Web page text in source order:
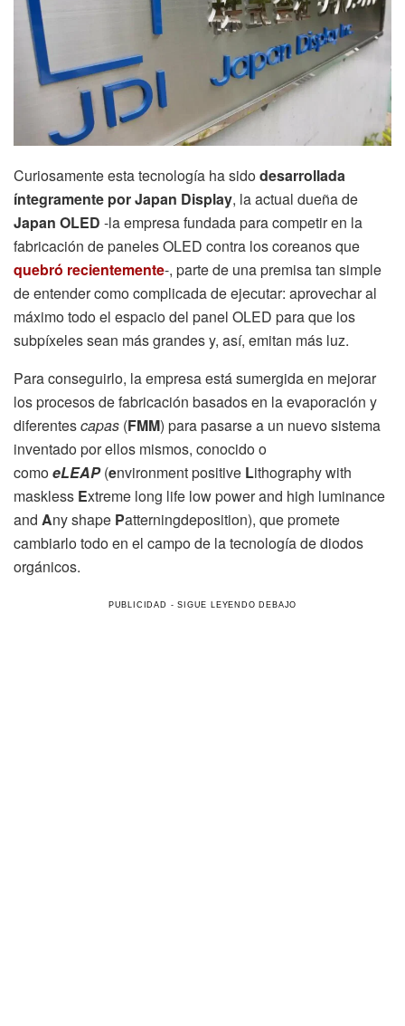
Curiosamente esta tecnología ha sidodesarrollada
íntegramente por Japan Display, la actual dueña de
Japan OLED -la empresa fundada para competir en la
fabricación de paneles OLED contra los coreanos que
quebró recientemente-, parte de una premisa tan simple
de entender como complicada de ejecutar: aprovechar al
máximo todo el espacio del panel OLED para que los
subpíxeles sean más grandes y, así, emitan más luz.
Para conseguirlo, la empresa está sumergida en mejorar
los procesos de fabricación basados en la evaporación y
diferentescapas (FMM) para pasarse a un nuevo sistema
inventado por ellos mismos, conocido o
comoeLEAP (environment positive Lithography with
maskless Extreme long life low power and high luminance
and Any shape Patterningdeposition), que promete
cambiarlo todo en el campo de la tecnología de diodos
orgánicos.